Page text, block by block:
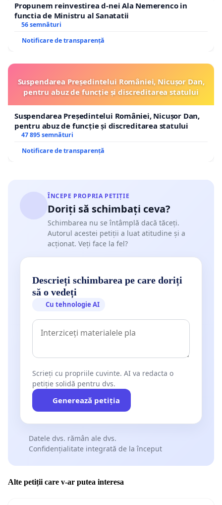
Propunem reinvestirea d-nei Ala Nemerenco in
functia de Ministru al Sanatatii
56 semnături
Notificare de transparență
Suspendarea Președintelui României, Nicușor Dan,
pentru abuz de funcție și discreditarea statului
Suspendarea Președintelui României, Nicușor Dan,
pentru abuz de funcție și discreditarea statului
47 895 semnături
Notificare de transparență
ÎNCEPE PROPRIA PETIȚIE
Doriți să schimbați ceva?
Schimbarea nu se întâmplă dacă tăceți.
Autorul acestei petiții a luat atitudine și a
acționat. Veți face la fel?
Descrieți schimbarea pe care doriți
să o vedeți
Cu tehnologie AI
Scrieți cu propriile cuvinte. AI va redacta o
petiție solidă pentru dvs.
Generează petiția
Datele dvs. rămân ale dvs.
Confidențialitate integrată de la început
Alte petiții care v-ar putea interesa